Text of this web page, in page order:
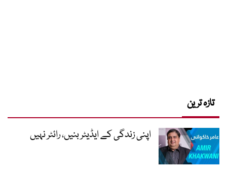
تازہ ترین
اپنی زندگی کے ایڈیٹر بنیں، رائٹر نہیں